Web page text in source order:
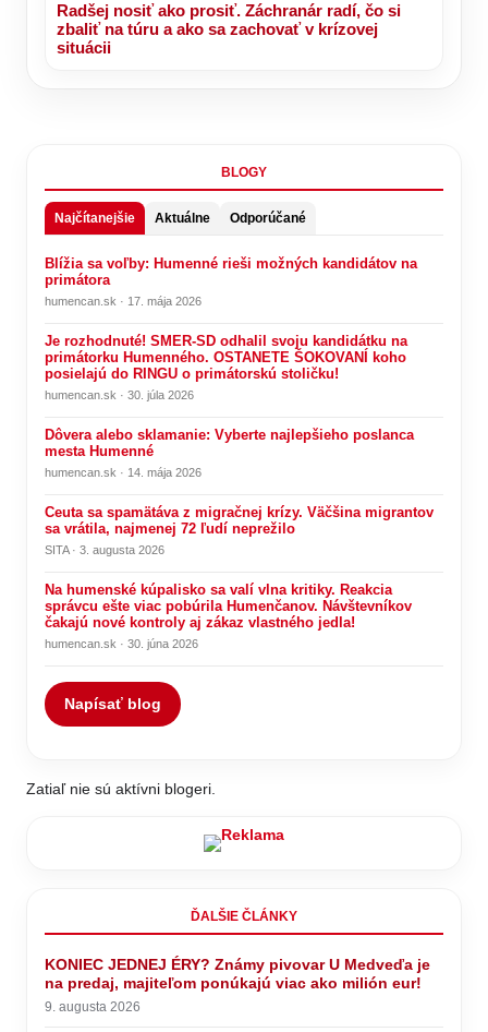
Radšej nosiť ako prosiť. Záchranár radí, čo si
zbaliť na túru a ako sa zachovať v krízovej
situácii
BLOGY
Najčítanejšie Aktuálne Odporúčané
Blížia sa voľby: Humenné rieši možných kandidátov na
primátora
humencan.sk · 17. mája 2026
Je rozhodnuté! SMER-SD odhalil svoju kandidátku na
primátorku Humenného. OSTANETE ŠOKOVANÍ koho
posielajú do RINGU o primátorskú stoličku!
humencan.sk · 30. júla 2026
Dôvera alebo sklamanie: Vyberte najlepšieho poslanca
mesta Humenné
humencan.sk · 14. mája 2026
Ceuta sa spamätáva z migračnej krízy. Väčšina migrantov
sa vrátila, najmenej 72 ľudí neprežilo
SITA · 3. augusta 2026
Na humenské kúpalisko sa valí vlna kritiky. Reakcia
správcu ešte viac pobúrila Humenčanov. Návštevníkov
čakajú nové kontroly aj zákaz vlastného jedla!
humencan.sk · 30. júna 2026
Napísať blog
Zatiaľ nie sú aktívni blogeri.
ĎALŠIE ČLÁNKY
KONIEC JEDNEJ ÉRY? Známy pivovar U Medveďa je
na predaj, majiteľom ponúkajú viac ako milión eur!
9. augusta 2026